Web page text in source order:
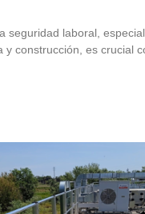
seguridad laboral,
y construcción, es crucial